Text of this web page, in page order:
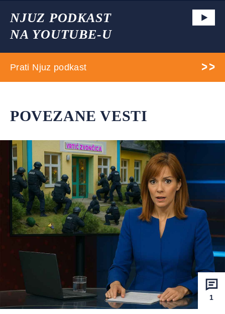
NJUZ PODKAST
NA YOUTUBE-U
Prati Njuz podkast
POVEZANE VESTI
1